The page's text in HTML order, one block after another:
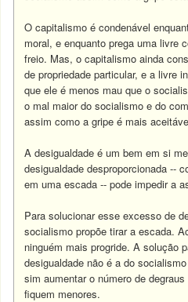
O capitalismo é condenável
moral, e enquanto prega uma livre
freio. Mas, o capitalismo ainda
de propriedade particular, e a livre
que ele é menos mau que o
o mal maior do socialismo e do
assim como a gripe é mais
A desigualdade é um bem em si
desigualdade desproporcionada --
em uma escada -- pode impedir a
Para solucionar esse excesso de
socialismo propõe tirar a escada.
ninguém mais progride. A solução
desigualdade não é a do
sim aumentar o número de
fiquem menores.